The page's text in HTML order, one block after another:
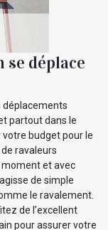
se déplace
déplacements
partout dans le
votre budget pour le
ravaleurs
et avec
de simple
le ravalement.
de l’excellent
pour assurer votre